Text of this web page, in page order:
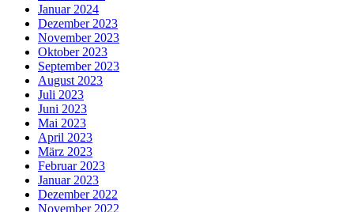
Januar 2024
Dezember 2023
November 2023
Oktober 2023
September 2023
August 2023
Juli 2023
Juni 2023
Mai 2023
April 2023
März 2023
Februar 2023
Januar 2023
Dezember 2022
November 2022